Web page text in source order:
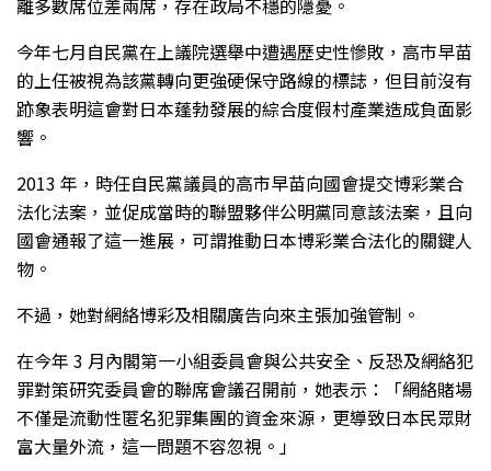
今年七月自民黨在上議院選舉中遭遇歷史性慘敗，高市早苗
的上任被視為該黨轉向更強硬保守路線的標誌，但目前沒有
跡象表明這會對日本蓬勃發展的綜合度假村產業造成負面影
響。
2013 年，時任自民黨議員的高市早苗向國會提交博彩業合
法化法案，並促成當時的聯盟夥伴公明黨同意該法案，且向
國會通報了這一進展，可謂推動日本博彩業合法化的關鍵人
物。
不過，她對網絡博彩及相關廣告向來主張加強管制。
在今年 3 月內閣第一小組委員會與公共安全、反恐及網絡犯
罪對策研究委員會的聯席會議召開前，她表示：「網絡賭場
不僅是流動性匿名犯罪集團的資金來源，更導致日本民眾財
富大量外流，這一問題不容忽視。」